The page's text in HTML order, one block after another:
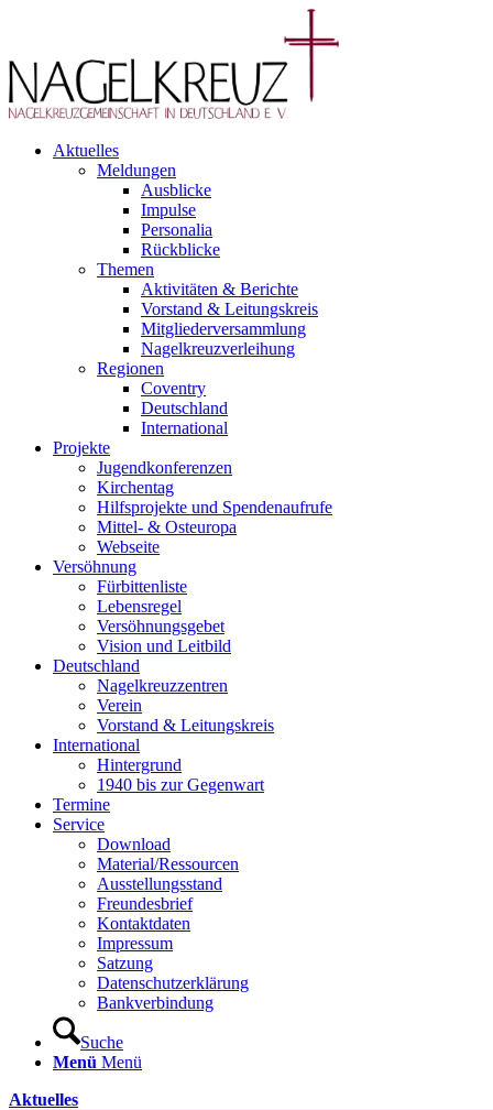
Aktuelles
Meldungen
Ausblicke
Impulse
Personalia
Rückblicke
Themen
Aktivitäten & Berichte
Vorstand & Leitungskreis
Mitgliederversammlung
Nagelkreuzverleihung
Regionen
Coventry
Deutschland
International
Projekte
Jugendkonferenzen
Kirchentag
Hilfsprojekte und Spendenaufrufe
Mittel- & Osteuropa
Webseite
Versöhnung
Fürbittenliste
Lebensregel
Versöhnungsgebet
Vision und Leitbild
Deutschland
Nagelkreuzzentren
Verein
Vorstand & Leitungskreis
International
Hintergrund
1940 bis zur Gegenwart
Termine
Service
Download
Material/Ressourcen
Ausstellungsstand
Freundesbrief
Kontaktdaten
Impressum
Satzung
Datenschutzerklärung
Bankverbindung
Suche
Menü Menü
Aktuelles